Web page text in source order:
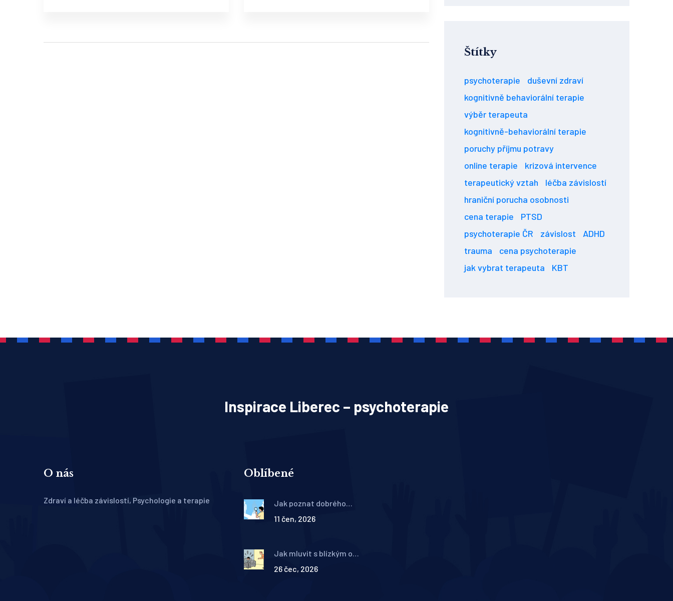
Štítky
psychoterapie
duševní zdraví
kognitivně behaviorální terapie
výběr terapeuta
kognitivně-behaviorální terapie
poruchy příjmu potravy
online terapie
krizová intervence
terapeutický vztah
léčba závislostí
hraniční porucha osobnosti
cena terapie
PTSD
psychoterapie ČR
závislost
ADHD
trauma
cena psychoterapie
jak vybrat terapeuta
KBT
Inspirace Liberec – psychoterapie
O nás
Zdraví a léčba závislostí, Psychologie a terapie
Oblíbené
Jak poznat dobrého
znaků kvalitního odborníka
11 čen, 2026
Jak mluvit s blízkým o
myšlenkách: Ověřená
26 čec, 2026